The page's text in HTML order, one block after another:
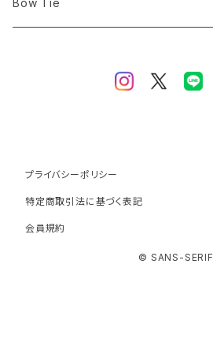
Bow Tie
プライバシーポリシー
特定商取引法に基づく表記
会員規約
© SANS-SERIF